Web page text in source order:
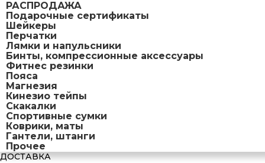
РАСПРОДАЖА
Подарочные сертификаты
Шейкеры
Перчатки
Лямки и напульсники
Бинты, компрессионные аксессуары
Фитнес резинки
Пояса
Магнезия
Кинезио тейпы
Скакалки
Спортивные сумки
Коврики, маты
Гантели, штанги
Прочее
ДОСТАВКА